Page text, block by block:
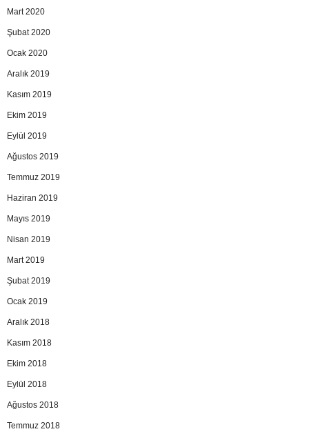
Mart 2020
Şubat 2020
Ocak 2020
Aralık 2019
Kasım 2019
Ekim 2019
Eylül 2019
Ağustos 2019
Temmuz 2019
Haziran 2019
Mayıs 2019
Nisan 2019
Mart 2019
Şubat 2019
Ocak 2019
Aralık 2018
Kasım 2018
Ekim 2018
Eylül 2018
Ağustos 2018
Temmuz 2018